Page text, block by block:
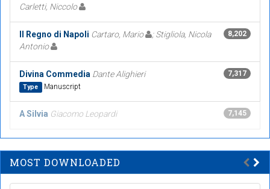
Carletti, Niccolo
8,202
Il Regno di Napoli Cartaro, Mario
; Stigliola, Nicola
Antonio
7,317
Divina Commedia Dante Alighieri
Type Manuscript
7,145
A Silvia Giacomo Leopardi
MOST DOWNLOADED